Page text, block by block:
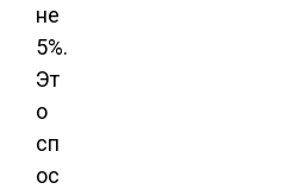
не
5%.
Эт
о
сп
ос